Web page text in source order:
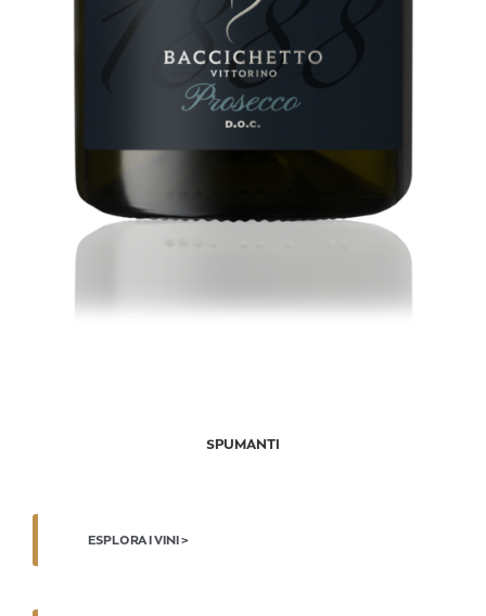
SPUMANTI
ESPLORA I VINI >